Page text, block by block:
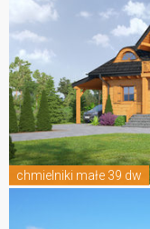
chmielniki małe 39 dw